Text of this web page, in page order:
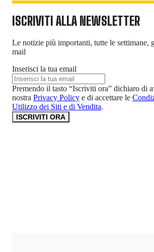
ISCRIVITI ALLA NEWSLETTER
Le notizie più importanti, tutte le settimane,
mail
Inserisci la tua email
Premendo il tasto “Iscriviti ora” dichiaro di
nostra Privacy Policy e di accettare le
Utilizzo dei Siti e di Vendita.
ISCRIVITI ORA